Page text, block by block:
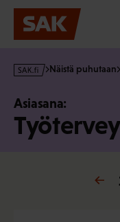
Hyppää
sisältöön
s
k
·
Näistä puhutaan
Asiasana:
«